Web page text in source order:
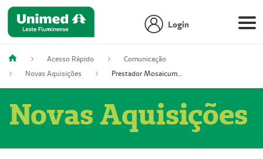
Login
Acesso Rápido
Comunicação
Novas Aquisições
Prestador Mosaicum Espaço Clínico Ltda (51004352-0)
Novas Aquisições